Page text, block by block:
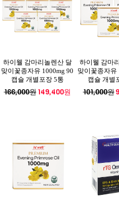
하이웰 감마리놀렌산 달
맞이꽃종자유 1000mg 90
캡슐 개별포장 5통
166,000원149,400원
하이웰 감마
맞이꽃종자유
캡슐 개별
101,000원